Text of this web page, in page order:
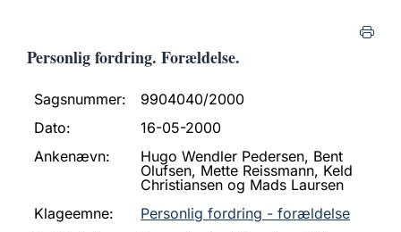
Personlig fordring. Forældelse.
Sagsnummer:
9904040/2000
Dato:
16-05-2000
Ankenævn:
Hugo Wendler Pedersen, Bent
Olufsen, Mette Reissmann, Keld
Christiansen og Mads Laursen
Klageemne:
Personlig fordring - forældelse